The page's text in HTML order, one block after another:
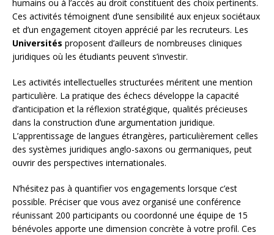
humains ou à l’accès au droit constituent des choix pertinents.
Ces activités témoignent d’une sensibilité aux enjeux sociétaux
et d’un engagement citoyen apprécié par les recruteurs. Les
Universités proposent d’ailleurs de nombreuses cliniques
juridiques où les étudiants peuvent s’investir.
Les activités intellectuelles structurées méritent une mention
particulière. La pratique des échecs développe la capacité
d’anticipation et la réflexion stratégique, qualités précieuses
dans la construction d’une argumentation juridique.
L’apprentissage de langues étrangères, particulièrement celles
des systèmes juridiques anglo-saxons ou germaniques, peut
ouvrir des perspectives internationales.
N’hésitez pas à quantifier vos engagements lorsque c’est
possible. Préciser que vous avez organisé une conférence
réunissant 200 participants ou coordonné une équipe de 15
bénévoles apporte une dimension concrète à votre profil. Ces